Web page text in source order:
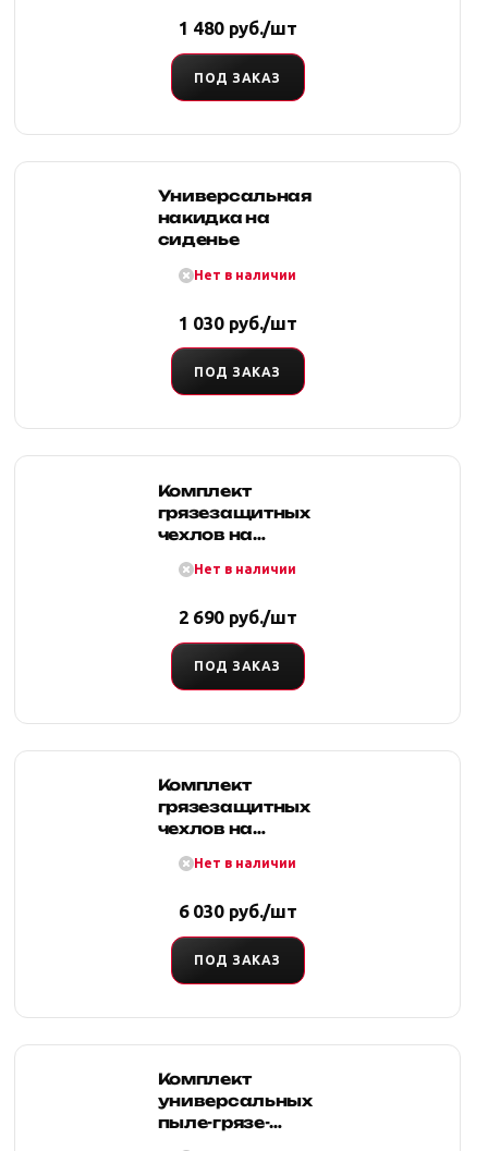
1 480 руб./шт
ПОД ЗАКАЗ
Универсальная
накидка на
сиденье
Нет в наличии
1 030 руб./шт
ПОД ЗАКАЗ
Комплект
грязезащитных
чехлов на
сиденья (синий)
Нет в наличии
2 690 руб./шт
ПОД ЗАКАЗ
Комплект
грязезащитных
чехлов на
заднее сиденья
Нет в наличии
6 030 руб./шт
ПОД ЗАКАЗ
Комплект
универсальных
пыле-грязе-